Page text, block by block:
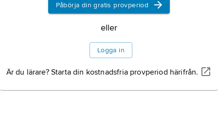
Information om artikeln
Påbörja din gratis provperiod
eller
Logga in
Är du lärare? Starta din kostnadsfria provperiod härifrån.